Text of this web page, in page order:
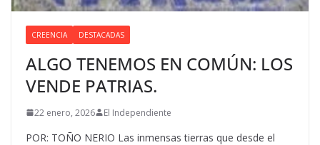
CREENCIA DESTACADAS
ALGO TENEMOS EN COMÚN: LOS
VENDE PATRIAS.
22 enero, 2026 El Independiente
POR: TOÑO NERIO Las inmensas tierras que desde el